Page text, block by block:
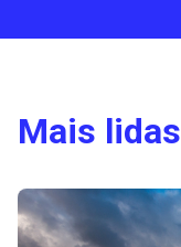
Mais lidas